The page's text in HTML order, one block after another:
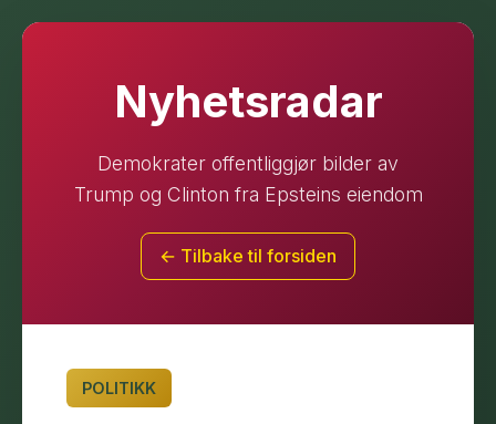
Nyhetsradar
Demokrater offentliggjør bilder av
Trump og Clinton fra Epsteins eiendom
← Tilbake til forsiden
POLITIKK